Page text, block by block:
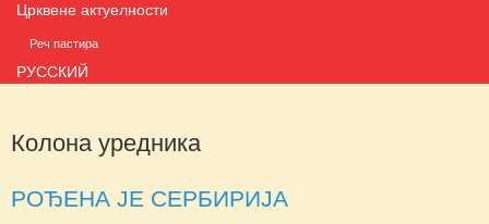
Црквене актуелности
Реч пастира
РУССКИЙ
Колона уредника
РОЂЕНА ЈЕ СЕРБИРИЈА